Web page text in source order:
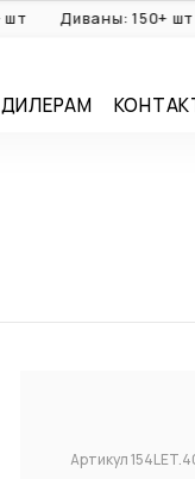
Диваны: 150+ шт
ДИЛЕРАМ
Артикул